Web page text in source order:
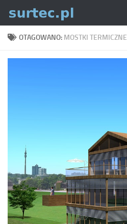
Skip to content
OTAGOWANO: MOSTKI TERMICZNE